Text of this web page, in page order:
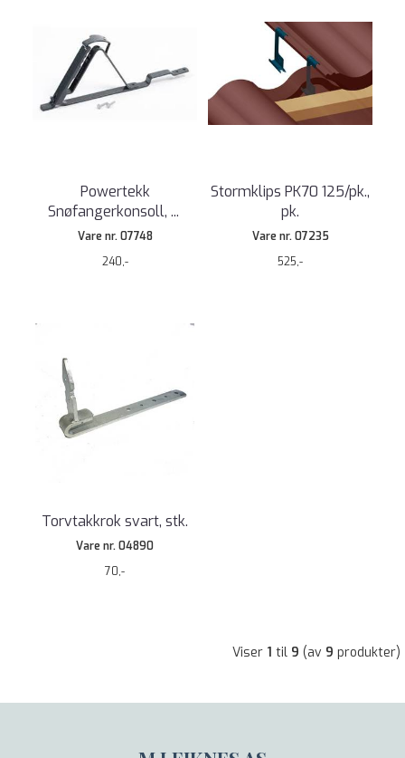
Powertekk
Snøfangerkonsoll, ...
Vare nr. 07748
240,-
Stormklips PK70 125/pk.,
pk.
Vare nr. 07235
525,-
Torvtakkrok svart, stk.
Vare nr. 04890
70,-
Viser 1 til 9 (av 9 produkter)